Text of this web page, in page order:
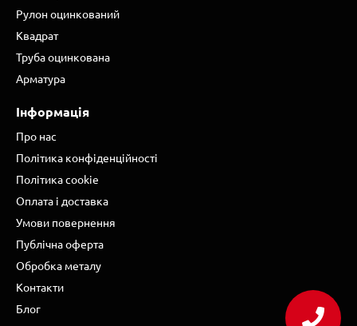
Рулон оцинкований
Квадрат
Труба оцинкована
Арматура
Інформація
Про нас
Політика конфіденційності
Політика cookie
Оплата і доставка
Умови повернення
Публічна оферта
Обробка металу
Контакти
Блог